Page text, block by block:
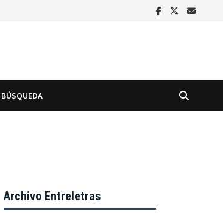
BÚSQUEDA
Archivo Entreletras